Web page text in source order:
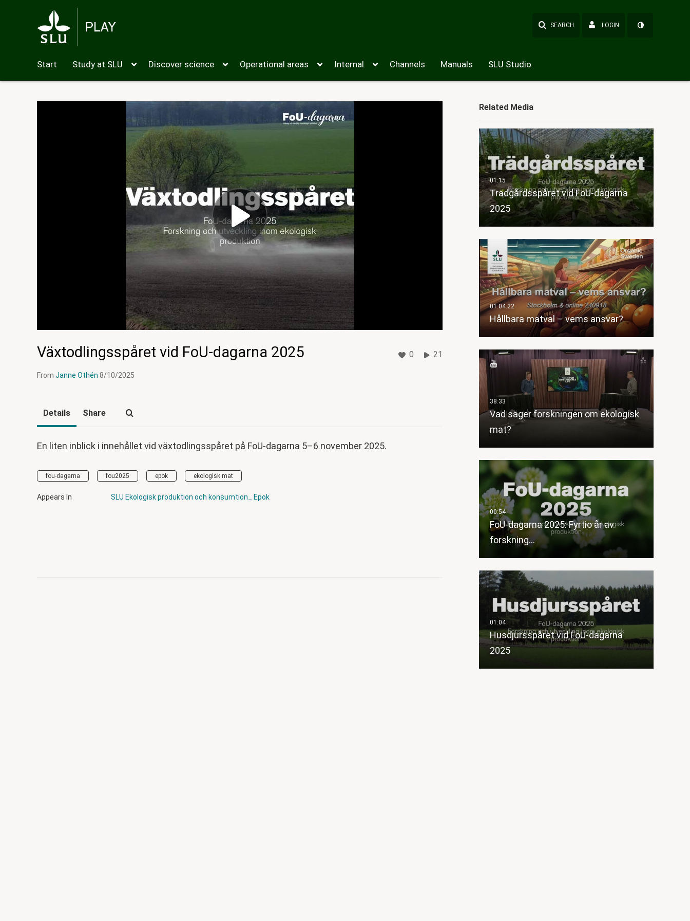
SEARCH LOGIN
Start Study at SLU Discover science Operational areas Internal Channels Manuals SLU Studio
Växtodlingsspåret vid FoU-dagarna 2025
From Janne Othén 8/10/2025
0 21
Related Media
Trädgårdsspåret vid FoU-dagarna
2025
Hållbara matval – vems ansvar?
Vad säger forskningen om ekologisk
mat?
FoU-dagarna 2025: Fyrtio år av
forskning…
Husdjursspåret vid FoU-dagarna
2025
Details Share
En liten inblick i innehållet vid växtodlingsspåret på FoU-dagarna 5–6 november 2025.
fou-dagarna fou2025 epok ekologisk mat
Appears In SLU Ekologisk produktion och konsumtion_ Epok